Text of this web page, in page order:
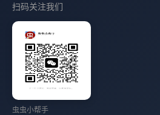
扫码关注我们
虫虫小帮手